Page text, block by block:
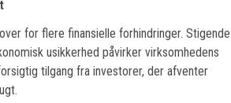
for flere finansielle forhindringer. Stigende
usikkerhed påvirker virksomhedens
tilgang fra investorer, der afventer